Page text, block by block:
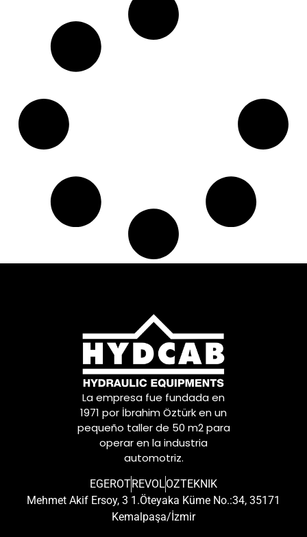
La empresa fue fundada en
1971 por İbrahim Öztürk en un
pequeño taller de 50 m2 para
operar en la industria
automotriz.
EGEROTREVOLOZTEKNIK
Mehmet Akif Ersoy, 3 1.Öteyaka Küme No.:34, 35171
Kemalpaşa/İzmir